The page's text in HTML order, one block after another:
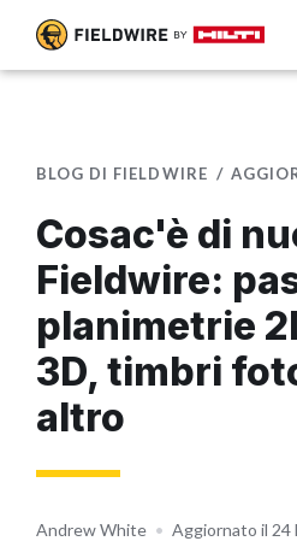
BLOG DI FIELDWIRE
Cosac'è di
Fieldwire:
planimetrie
3D, timbri
altro
Andrew White • Aggiornato il 24